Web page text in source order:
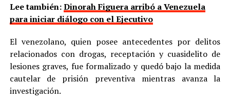
Lee también:Dinorah Figuera arribó a Venezuela
para iniciar diálogo con el Ejecutivo
El venezolano, quien posee antecedentes por delitos
relacionados con drogas, receptación y cuasidelito de
lesiones graves, fue formalizado y quedó bajo la medida
cautelar de prisión preventiva mientras avanza la
investigación.